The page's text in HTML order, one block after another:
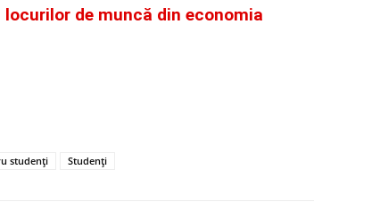
de muncă din economia
studenți Studenți